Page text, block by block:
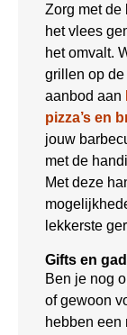
Zorg met de
het vlees
het omvalt.
grillen op
aanbod aan
pizza’s en
jouw
met de
Met deze
lekkerste
Gifts en
Ben je nog
of gewoon
hebben een